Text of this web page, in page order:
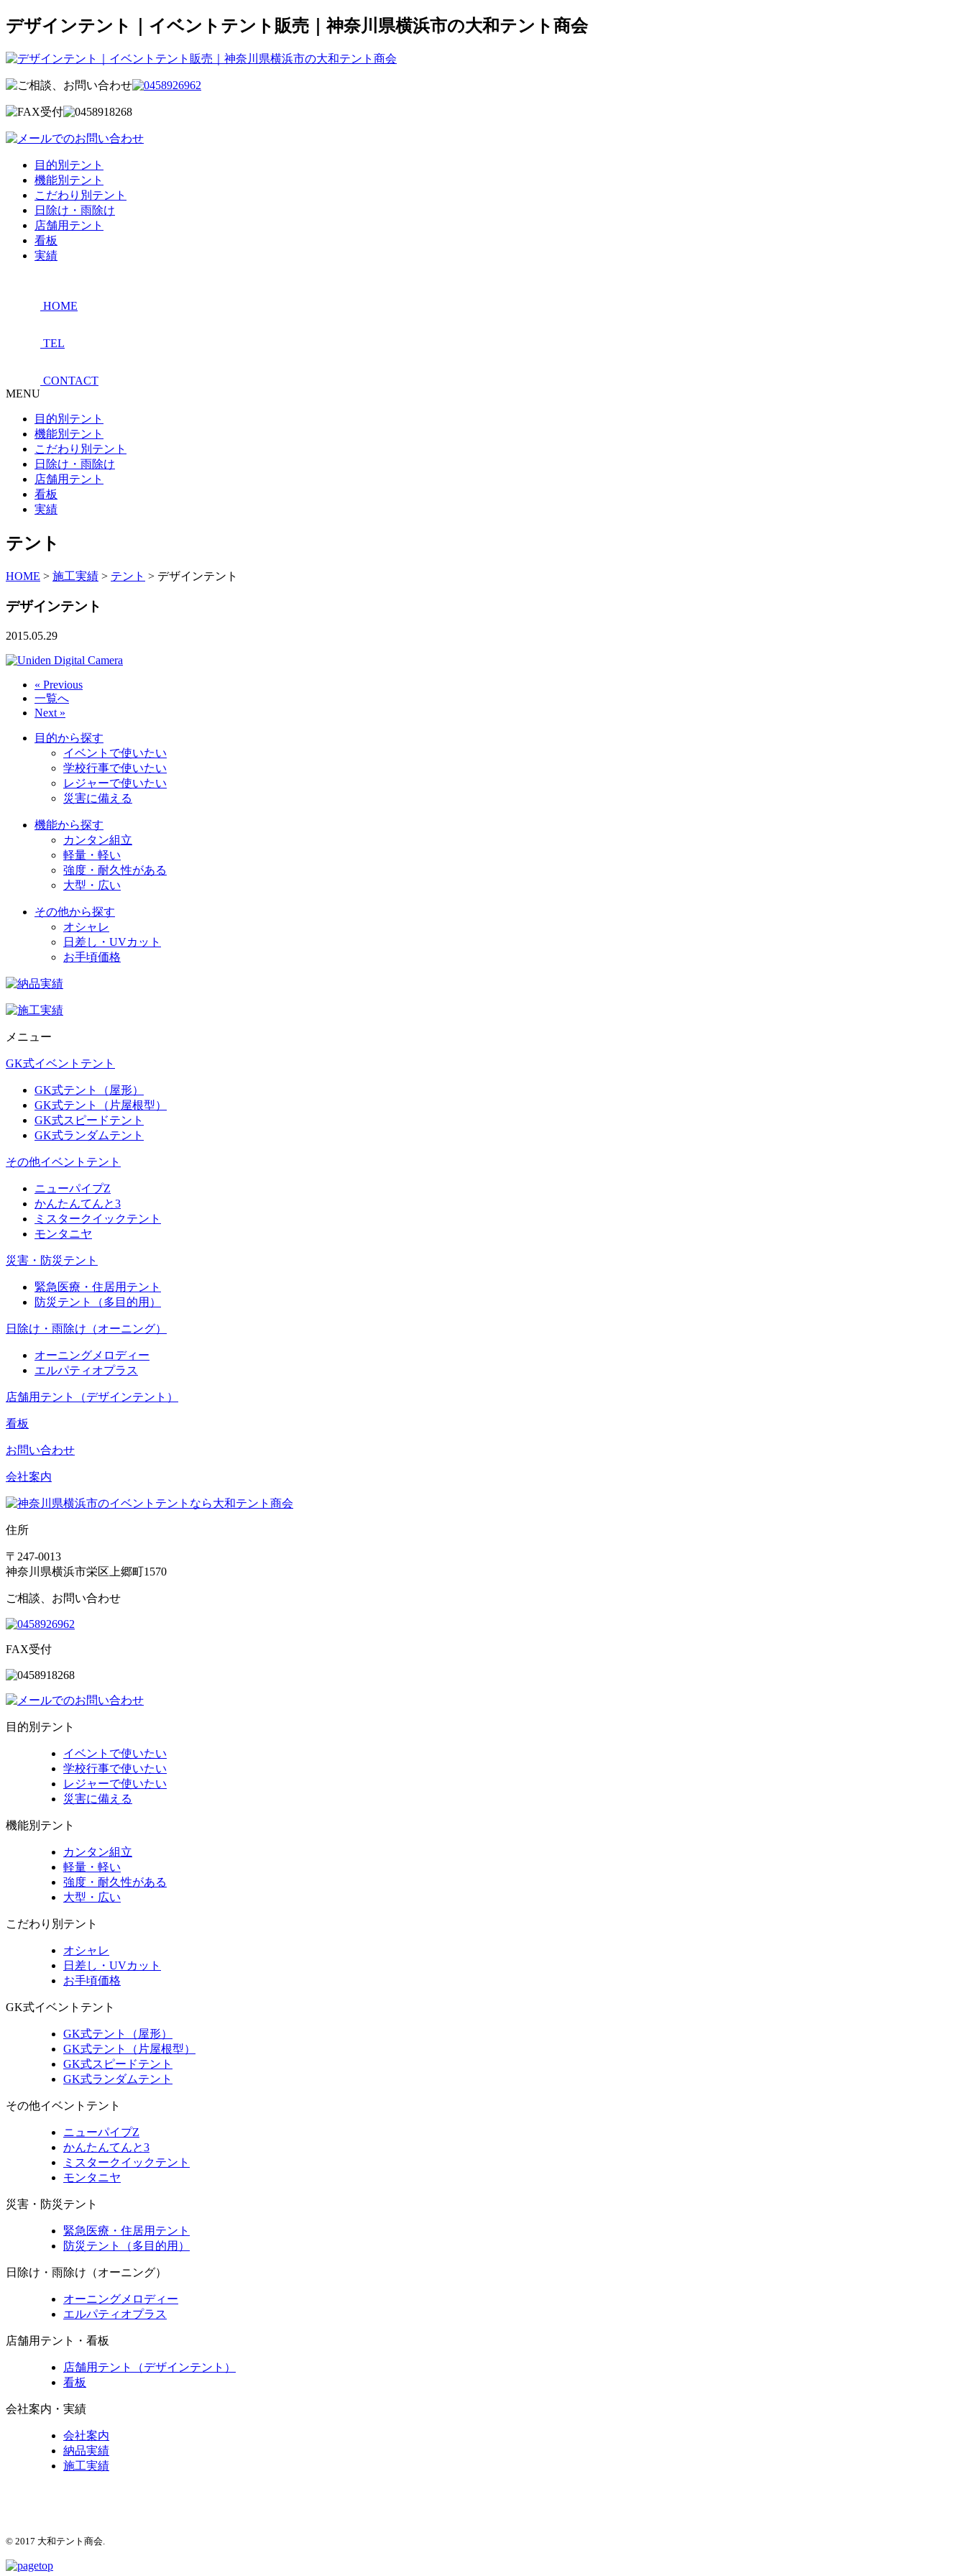
デザインテント｜イベントテント販売｜神奈川県横浜市の大和テント商会
目的別テント
機能別テント
こだわり別テント
日除け・雨除け
店舗用テント
看板
実績
HOME
TEL
CONTACT
MENU
目的別テント
機能別テント
こだわり別テント
日除け・雨除け
店舗用テント
看板
実績
テント
HOME > 施工実績 > テント > デザインテント
デザインテント
2015.05.29
« Previous
一覧へ
Next »
目的から探す
イベントで使いたい
学校行事で使いたい
レジャーで使いたい
災害に備える
機能から探す
カンタン組立
軽量・軽い
強度・耐久性がある
大型・広い
その他から探す
オシャレ
日差し・UVカット
お手頃価格
メニュー
GK式イベントテント
GK式テント（屋形）
GK式テント（片屋根型）
GK式スピードテント
GK式ランダムテント
その他イベントテント
ニューパイプZ
かんたんてんと3
ミスタークイックテント
モンタニヤ
災害・防災テント
緊急医療・住居用テント
防災テント（多目的用）
日除け・雨除け（オーニング）
オーニングメロディー
エルパティオプラス
店舗用テント（デザインテント）
看板
お問い合わせ
会社案内
住所
〒247-0013
神奈川県横浜市栄区上郷町1570
ご相談、お問い合わせ
FAX受付
目的別テント
イベントで使いたい
学校行事で使いたい
レジャーで使いたい
災害に備える
機能別テント
カンタン組立
軽量・軽い
強度・耐久性がある
大型・広い
こだわり別テント
オシャレ
日差し・UVカット
お手頃価格
GK式イベントテント
GK式テント（屋形）
GK式テント（片屋根型）
GK式スピードテント
GK式ランダムテント
その他イベントテント
ニューパイプZ
かんたんてんと3
ミスタークイックテント
モンタニヤ
災害・防災テント
緊急医療・住居用テント
防災テント（多目的用）
日除け・雨除け（オーニング）
オーニングメロディー
エルパティオプラス
店舗用テント・看板
店舗用テント（デザインテント）
看板
会社案内・実績
会社案内
納品実績
施工実績
© 2017 大和テント商会.